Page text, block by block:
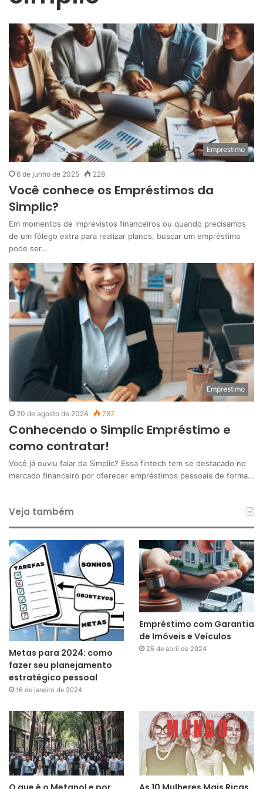
Emprestimo
6 de junho de 2025 228
Você conhece os Empréstimos da
Simplic?
Em momentos de imprevistos financeiros ou quando precisamos
de um fôlego extra para realizar planos, buscar um empréstimo
pode ser…
Emprestimo
20 de agosto de 2024 787
Conhecendo o Simplic Empréstimo e
como contratar!
Você já ouviu falar da Simplic? Essa fintech tem se destacado no
mercado financeiro por oferecer empréstimos pessoais de forma…
Veja também
Metas para 2024: como
fazer seu planejamento
estratégico pessoal
16 de janeiro de 2024
Empréstimo com Garantia
de Imóveis e Veículos
25 de abril de 2024